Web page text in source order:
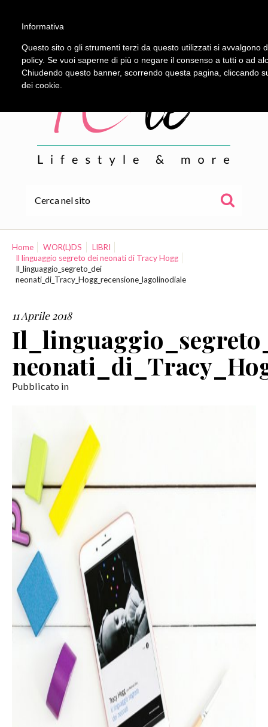
WOR(L)DS
CONTATTI
Home WOR(L)DS
LIBRI
Il linguaggio segreto dei neonati di Tracy Hogg
Il_linguaggio_segreto_dei
neonati_di_Tracy_Hogg_recensione_lagolinodiale
11 Aprile 2018
Pubblicato in
Informativa
Questo sito o gli strumenti terzi da questo utilizzati si
policy. Se vuoi saperne di più o negare il consenso a tutti o ad
Chiudendo questo banner, scorrendo questa pagina, cliccando
dei cookie.